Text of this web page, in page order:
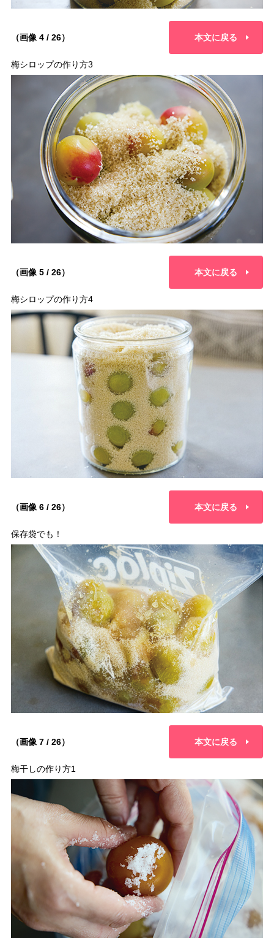
（画像 4 / 26） 本文に戻る
梅シロップの作り方3
（画像 5 / 26） 本文に戻る
梅シロップの作り方4
（画像 6 / 26） 本文に戻る
保存袋でも！
（画像 7 / 26） 本文に戻る
梅干しの作り方1